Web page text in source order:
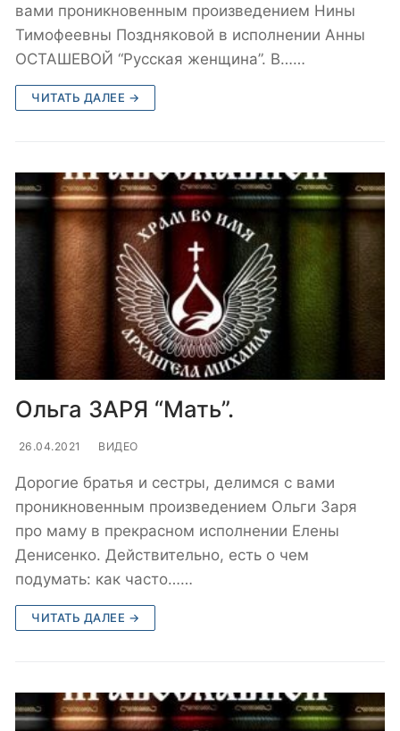
вами проникновенным произведением Нины
Тимофеевны Поздняковой в исполнении Анны
ОСТАШЕВОЙ “Русская женщина”. В……
ЧИТАТЬ ДАЛЕЕ →
Ольга ЗАРЯ “Мать”.
26.04.2021 ВИДЕО
Дорогие братья и сестры, делимся с вами
проникновенным произведением Ольги Заря
про маму в прекрасном исполнении Елены
Денисенко. Действительно, есть о чем
подумать: как часто……
ЧИТАТЬ ДАЛЕЕ →